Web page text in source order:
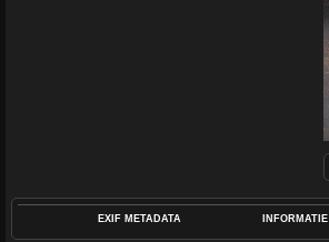
EXIF METADATA INFORMATIE